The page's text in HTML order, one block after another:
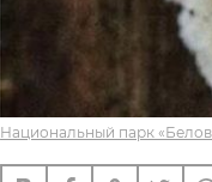
Национальный парк